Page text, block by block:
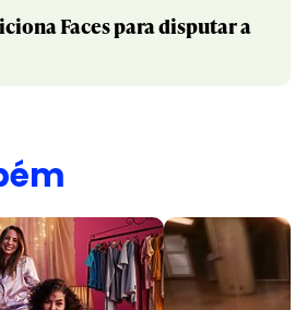
Faces para disputar a